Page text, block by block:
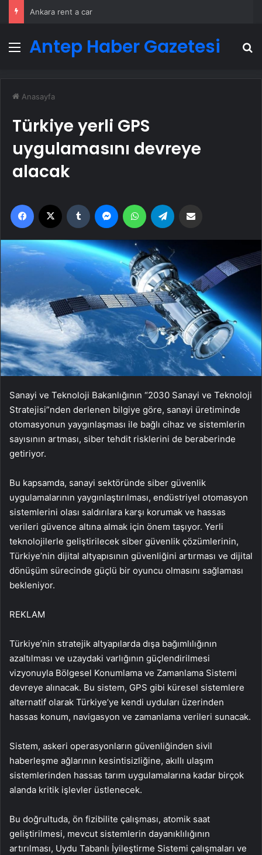
Ankara rent a car
Menü
Antep Haber Gazetesi
Anasayfa
Türkiye yerli GPS
uygulamasını devreye
alacak
Facebook Tumblr MessengerWhatsApp
Sanayi ve Teknoloji Bakanlığının “2030 Sanayi ve Teknoloji
Stratejisi”nden derlenen bilgiye göre, sanayi üretiminde
otomasyonun yaygınlaşması ile bağlı cihaz ve sistemlerin
sayısının artması, siber tehdit risklerini de beraberinde
getiriyor.
Bu kapsamda, sanayi sektöründe siber güvenlik
uygulamalarının yaygınlaştırılması, endüstriyel otomasyon
sistemlerini olası saldırılara karşı korumak ve hassas
verileri güvence altına almak için önem taşıyor. Yerli
teknolojilerle geliştirilecek siber güvenlik çözümlerinin,
Türkiye’nin dijital altyapısının güvenliğini artırması ve dijital
dönüşüm sürecinde güçlü bir oyuncu olmasını sağlaması
bekleniyor.
REKLAM
Türkiye’nin stratejik altyapılarda dışa bağımlılığının
azaltılması ve uzaydaki varlığının güçlendirilmesi
vizyonuyla Bölgesel Konumlama ve Zamanlama Sistemi
devreye alınacak. Bu sistem, GPS gibi küresel sistemlere
alternatif olarak Türkiye’ye kendi uyduları üzerinden
hassas konum, navigasyon ve zamanlama verileri sunacak.
Sistem, askeri operasyonların güvenliğinden sivil
haberleşme ağlarının kesintisizliğine, akıllı ulaşım
sistemlerinden hassas tarım uygulamalarına kadar birçok
alanda kritik işlevler üstlenecek.
Bu doğrultuda, ön fizibilite çalışması, atomik saat
geliştirilmesi, mevcut sistemlerin dayanıklılığının
artırılması, Uydu Tabanlı İyileştirme Sistemi çalışmaları ve